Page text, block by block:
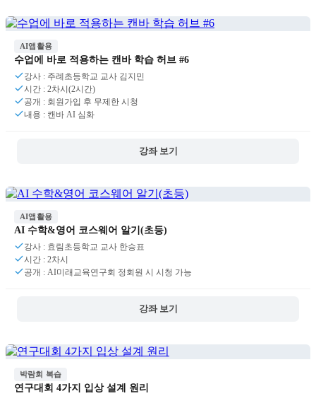
AI앱활용
수업에 바로 적용하는 캔바 학습 허브 #6
강사 : 주례초등학교 교사 김지민
시간 : 2차시(2시간)
공개 : 회원가입 후 무제한 시청
내용 : 캔바 AI 심화
강좌 보기
AI앱활용
AI 수학&영어 코스웨어 알기(초등)
강사 : 효림초등학교 교사 한승표
시간 : 2차시
공개 : AI미래교육연구회 정회원 시 시청 가능
강좌 보기
박람회 복습
연구대회 4가지 입상 설계 원리